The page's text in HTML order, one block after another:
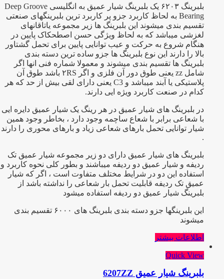
بلبرینگ ۶۲۰۳ یک بلبرینگ شیار عمیق به انگلیسی Deep Groove
Bearing به لحاظ کاربرد جزو پر کاربرد ترین بلبرینگهای صنعتی
تقسیم بندی میشوند این بلبرینگ ها زیر مجموعه یاتاقانهای
لغزشی میباشد که به لحاظ ویژگی حسن اصطحکاک پایین در
هنگام شروع به حرکت و عیب توانایی پایین برای تحمل گشتاور
بالا را دارند این نوع بلبرینگ ها جزو ساده ترین دسته بندی
بلبرینگ ها تقسیم بندی میشوند و معمولا شماره فنی انها اگر
شامل zz یعنی طوق دور آن فلزی و اگر ۲RS باشد طوق آن
پلاستیکی یا آبند میباشد و C3 یعنی دارای لقی بیش از حد که هر
کدام در صنعت کاربرد ویژه ایی دارند.
در بلبرینگ های شیار عمیق در هر رینگ یک شیار عمیق دایره ایی
با شعاعی برابر با شعاع ساچمه وجود دارد ، بخاطر وجود همین
شیار توانایی تحمل بارهای شعاعی زیاد و بارهای محوری را دارند
.
بلبرینگ های شیار عمیق دارای دو زیر مجموعه شیار عمیق تک
ردیفه و شیار عمیق دو ردیفه میباشند و بطور کلی نحوه کاربرد و
استفاده این دو در شرایط مختلف متفاوت است ، اگر که شیار
عمیق تک ردیفه قابلیت تحمل بار شعاعی را نداشته باشد از
بلبرینگ شیار عمیق دو ردیفه استفاده میشود
این بلبرینگها جزو دسته بندی بلبرینگ های ۶۰۰۰ تقسیم بندی
میشوند
اطلاعات بیشتر
Quick View
بلبرینگ شیار عمیق 6207ZZ